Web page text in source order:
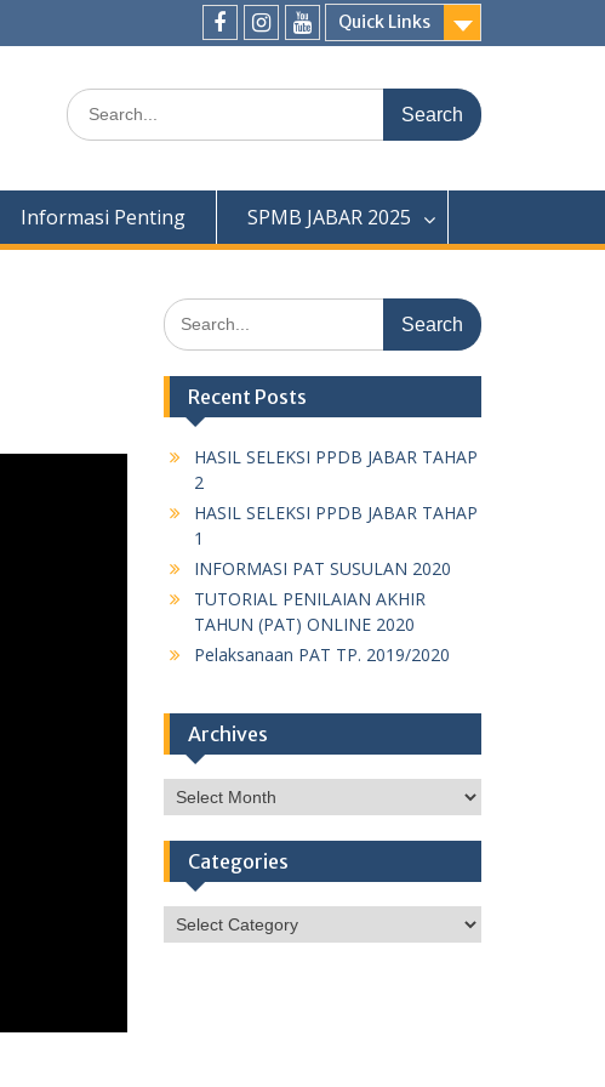
Quick Links
FacebookInstagram
Youtube
Search
for:
Informasi Penting SPMB JABAR 2025
Search
for:
Recent Posts
HASIL SELEKSI PPDB JABAR TAHAP
2
HASIL SELEKSI PPDB JABAR TAHAP
1
INFORMASI PAT SUSULAN 2020
TUTORIAL PENILAIAN AKHIR
TAHUN (PAT) ONLINE 2020
Pelaksanaan PAT TP. 2019/2020
Archives
Archives
Categories
Categories